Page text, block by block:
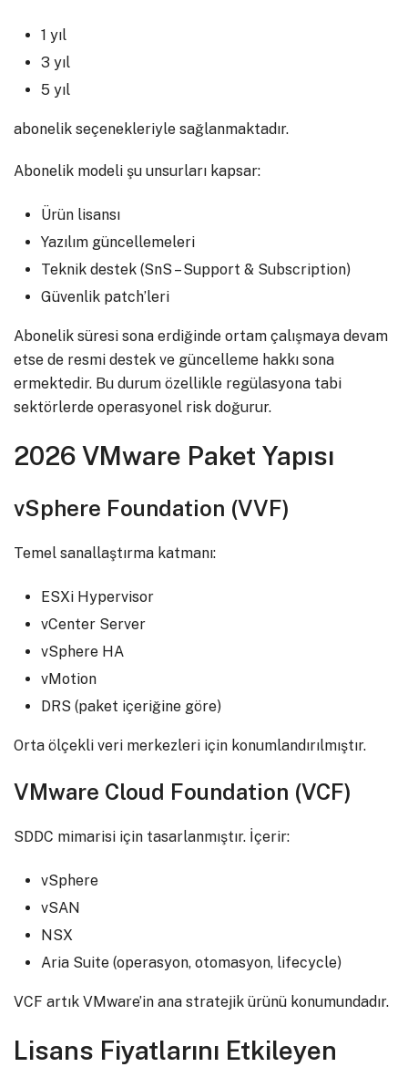
1 yıl
3 yıl
5 yıl
abonelik seçenekleriyle sağlanmaktadır.
Abonelik modeli şu unsurları kapsar:
Ürün lisansı
Yazılım güncellemeleri
Teknik destek (SnS – Support & Subscription)
Güvenlik patch’leri
Abonelik süresi sona erdiğinde ortam çalışmaya devam
etse de resmi destek ve güncelleme hakkı sona
ermektedir. Bu durum özellikle regülasyona tabi
sektörlerde operasyonel risk doğurur.
2026 VMware Paket Yapısı
vSphere Foundation (VVF)
Temel sanallaştırma katmanı:
ESXi Hypervisor
vCenter Server
vSphere HA
vMotion
DRS (paket içeriğine göre)
Orta ölçekli veri merkezleri için konumlandırılmıştır.
VMware Cloud Foundation (VCF)
SDDC mimarisi için tasarlanmıştır. İçerir:
vSphere
vSAN
NSX
Aria Suite (operasyon, otomasyon, lifecycle)
VCF artık VMware’in ana stratejik ürünü konumundadır.
Lisans Fiyatlarını Etkileyen